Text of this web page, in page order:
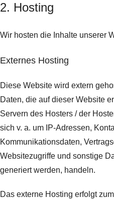
2. Hosting
Wir hosten die Inhalte unserer
Externes Hosting
Diese Website wird extern
Daten, die auf dieser Website
Servern des Hosters / der
sich v. a. um IP-Adressen,
Kommunikationsdaten,
Websitezugriffe und sonstige
generiert werden, handeln.
Das externe Hosting erfolgt